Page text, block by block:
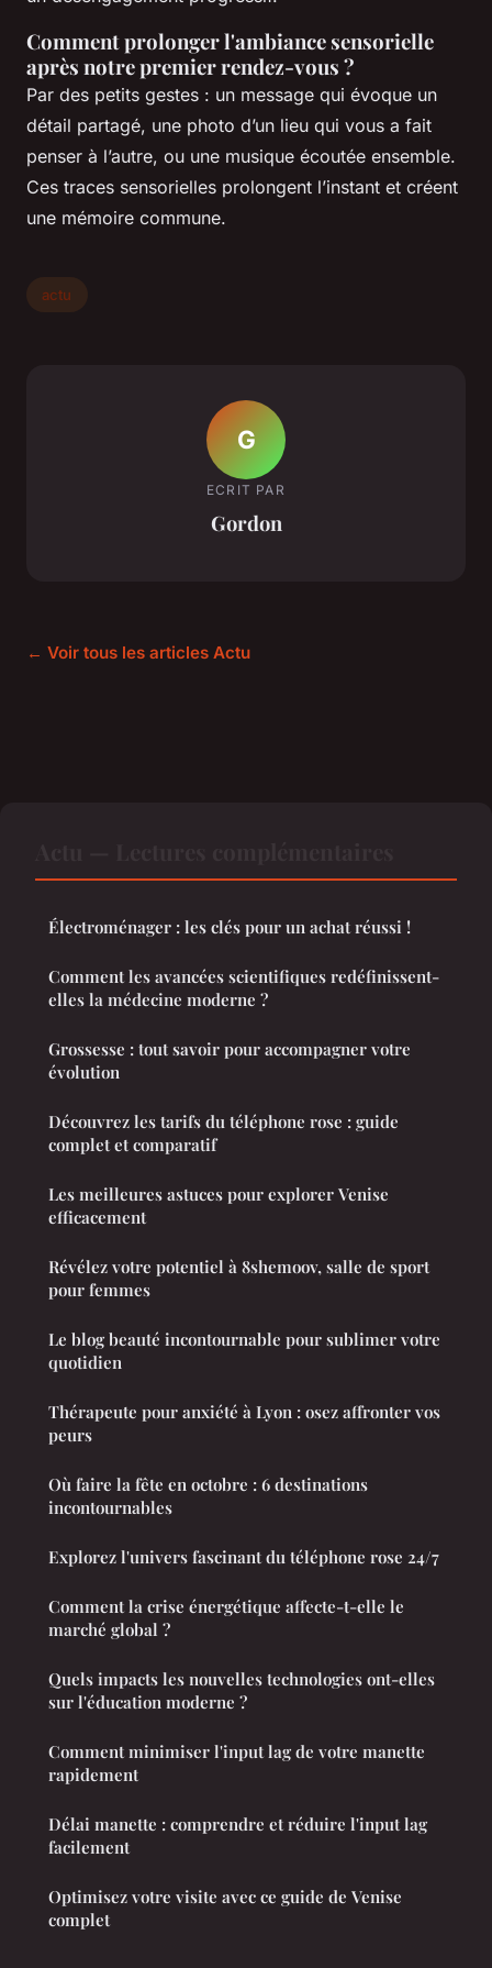
Comment prolonger l'ambiance sensorielle
après notre premier rendez-vous ?
Par des petits gestes : un message qui évoque un
détail partagé, une photo d’un lieu qui vous a fait
penser à l’autre, ou une musique écoutée ensemble.
Ces traces sensorielles prolongent l’instant et créent
une mémoire commune.
actu
G
ECRIT PAR
Gordon
← Voir tous les articles Actu
Électroménager : les clés pour un achat réussi !
Comment les avancées scientifiques redéfinissent-
elles la médecine moderne ?
Grossesse : tout savoir pour accompagner votre
évolution
Découvrez les tarifs du téléphone rose : guide
complet et comparatif
Les meilleures astuces pour explorer Venise
efficacement
Révélez votre potentiel à 8shemoov, salle de sport
pour femmes
Le blog beauté incontournable pour sublimer votre
quotidien
Thérapeute pour anxiété à Lyon : osez affronter vos
peurs
Où faire la fête en octobre : 6 destinations
incontournables
Explorez l'univers fascinant du téléphone rose 24/7
Comment la crise énergétique affecte-t-elle le
marché global ?
Quels impacts les nouvelles technologies ont-elles
sur l'éducation moderne ?
Comment minimiser l'input lag de votre manette
rapidement
Délai manette : comprendre et réduire l'input lag
facilement
Optimisez votre visite avec ce guide de Venise
complet